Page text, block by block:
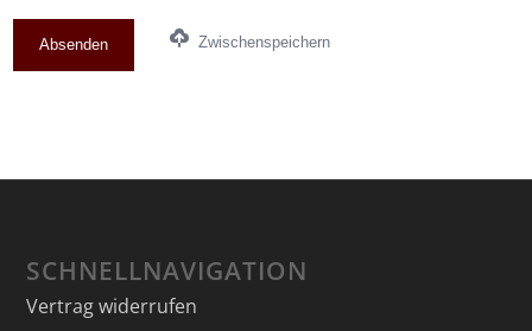
Zwischenspeichern
SCHNELLNAVIGATION
Vertrag widerrufen